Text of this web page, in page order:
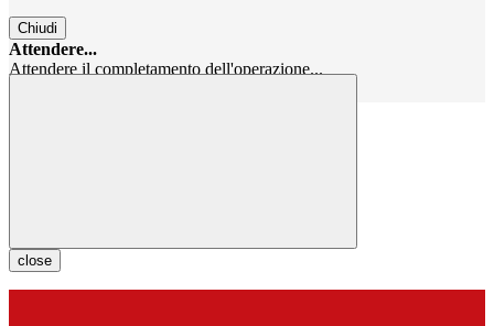
Chiudi
Attendere...
Attendere il completamento dell'operazione...
close